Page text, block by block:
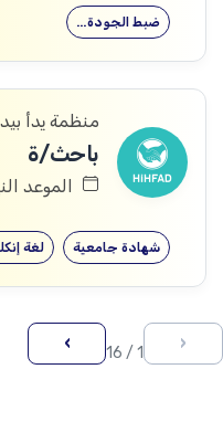
ضبط الجودة…
منظمة يدأ بيد
باحث/ة
الموعد النهائي:
لغة شهادة جامعية
‹
1 / 16
›